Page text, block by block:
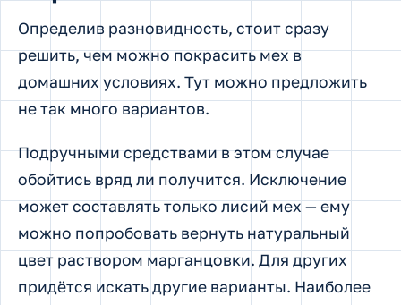
Определив разновидность, стоит сразу
решить, чем можно покрасить мех в
домашних условиях. Тут можно предложить
не так много вариантов.
Подручными средствами в этом случае
обойтись вряд ли получится. Исключение
может составлять только лисий мех — ему
можно попробовать вернуть натуральный
цвет раствором марганцовки. Для других
придётся искать другие варианты. Наиболее